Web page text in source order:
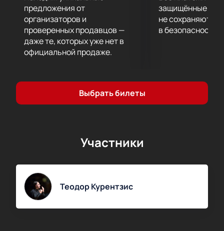
предложения от
организаторов и
проверенных продавцов —
даже те, которых уже нет в
официальной продаже.
защищённые
не сохраняются
в безопасности.
Выбрать билеты
Участники
Теодор Курентзис